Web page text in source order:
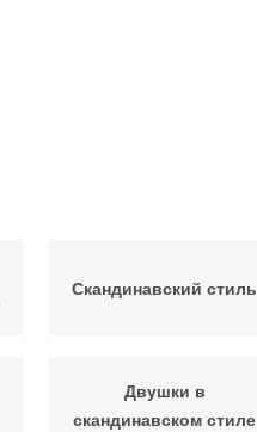
Скандинавский стиль
Двушки в
скандинавском стиле